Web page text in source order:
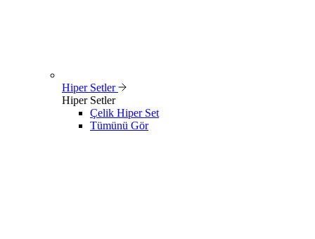
Hiper Setler
Hiper Setler
Çelik Hiper Set
Tümünü Gör